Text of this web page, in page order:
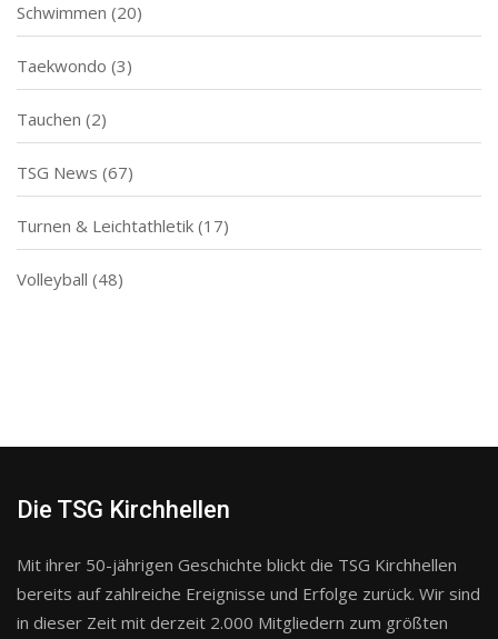
Schwimmen (20)
Taekwondo (3)
Tauchen (2)
TSG News (67)
Turnen & Leichtathletik (17)
Volleyball (48)
Die TSG Kirchhellen
Mit ihrer 50-jährigen Geschichte blickt die TSG Kirchhellen
bereits auf zahlreiche Ereignisse und Erfolge zurück. Wir sind
in dieser Zeit mit derzeit 2.000 Mitgliedern zum größten